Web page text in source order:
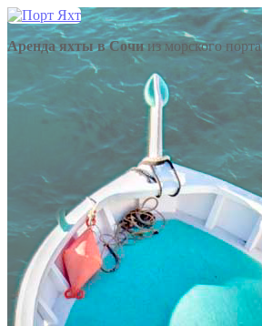
Аренда яхты в Сочииз морского порта